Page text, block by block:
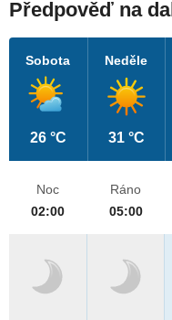
Předpověď na
Sobota
26 °C
Neděle
31 °C
Noc
02:00
Ráno
05:00